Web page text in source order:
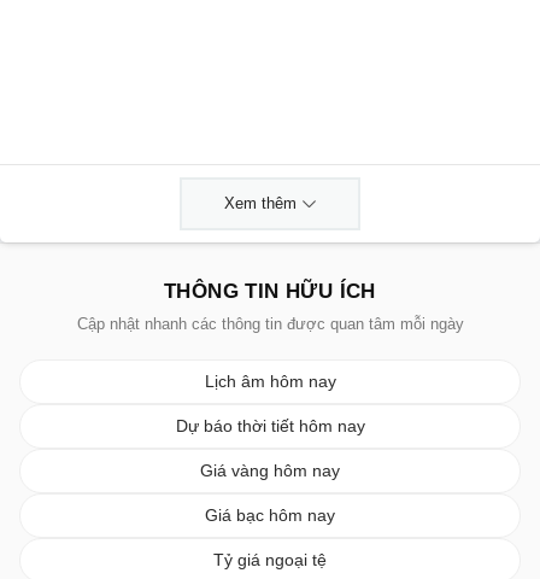
Xem thêm
THÔNG TIN HỮU ÍCH
Cập nhật nhanh các thông tin được quan tâm mỗi ngày
Lịch âm hôm nay
Dự báo thời tiết hôm nay
Giá vàng hôm nay
Giá bạc hôm nay
Tỷ giá ngoại tệ